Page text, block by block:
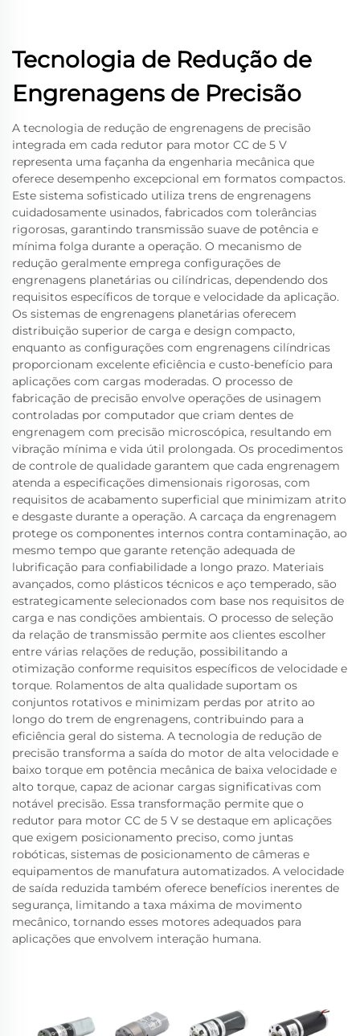
Tecnologia de Redução de
Engrenagens de Precisão
A tecnologia de redução de engrenagens de precisão
integrada em cada redutor para motor CC de 5 V
representa uma façanha da engenharia mecânica que
oferece desempenho excepcional em formatos compactos.
Este sistema sofisticado utiliza trens de engrenagens
cuidadosamente usinados, fabricados com tolerâncias
rigorosas, garantindo transmissão suave de potência e
mínima folga durante a operação. O mecanismo de
redução geralmente emprega configurações de
engrenagens planetárias ou cilíndricas, dependendo dos
requisitos específicos de torque e velocidade da aplicação.
Os sistemas de engrenagens planetárias oferecem
distribuição superior de carga e design compacto,
enquanto as configurações com engrenagens cilíndricas
proporcionam excelente eficiência e custo-benefício para
aplicações com cargas moderadas. O processo de
fabricação de precisão envolve operações de usinagem
controladas por computador que criam dentes de
engrenagem com precisão microscópica, resultando em
vibração mínima e vida útil prolongada. Os procedimentos
de controle de qualidade garantem que cada engrenagem
atenda a especificações dimensionais rigorosas, com
requisitos de acabamento superficial que minimizam atrito
e desgaste durante a operação. A carcaça da engrenagem
protege os componentes internos contra contaminação, ao
mesmo tempo que garante retenção adequada de
lubrificação para confiabilidade a longo prazo. Materiais
avançados, como plásticos técnicos e aço temperado, são
estrategicamente selecionados com base nos requisitos de
carga e nas condições ambientais. O processo de seleção
da relação de transmissão permite aos clientes escolher
entre várias relações de redução, possibilitando a
otimização conforme requisitos específicos de velocidade e
torque. Rolamentos de alta qualidade suportam os
conjuntos rotativos e minimizam perdas por atrito ao
longo do trem de engrenagens, contribuindo para a
eficiência geral do sistema. A tecnologia de redução de
precisão transforma a saída do motor de alta velocidade e
baixo torque em potência mecânica de baixa velocidade e
alto torque, capaz de acionar cargas significativas com
notável precisão. Essa transformação permite que o
redutor para motor CC de 5 V se destaque em aplicações
que exigem posicionamento preciso, como juntas
robóticas, sistemas de posicionamento de câmeras e
equipamentos de manufatura automatizados. A velocidade
de saída reduzida também oferece benefícios inerentes de
segurança, limitando a taxa máxima de movimento
mecânico, tornando esses motores adequados para
aplicações que envolvem interação humana.